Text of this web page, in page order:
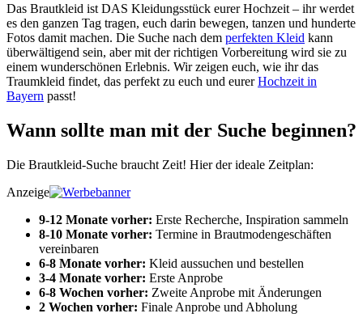
Das Brautkleid ist DAS Kleidungsstück eurer Hochzeit – ihr werdet
es den ganzen Tag tragen, euch darin bewegen, tanzen und hunderte
Fotos damit machen. Die Suche nach dem perfekten Kleid kann
überwältigend sein, aber mit der richtigen Vorbereitung wird sie zu
einem wunderschönen Erlebnis. Wir zeigen euch, wie ihr das
Traumkleid findet, das perfekt zu euch und eurerHochzeit in
Bayern passt!
Wann sollte man mit der Suche beginnen?
Die Brautkleid-Suche braucht Zeit! Hier der ideale Zeitplan:
Anzeige
9-12 Monate vorher: Erste Recherche, Inspiration sammeln
8-10 Monate vorher: Termine in Brautmodengeschäften
vereinbaren
6-8 Monate vorher: Kleid aussuchen und bestellen
3-4 Monate vorher: Erste Anprobe
6-8 Wochen vorher: Zweite Anprobe mit Änderungen
2 Wochen vorher: Finale Anprobe und Abholung